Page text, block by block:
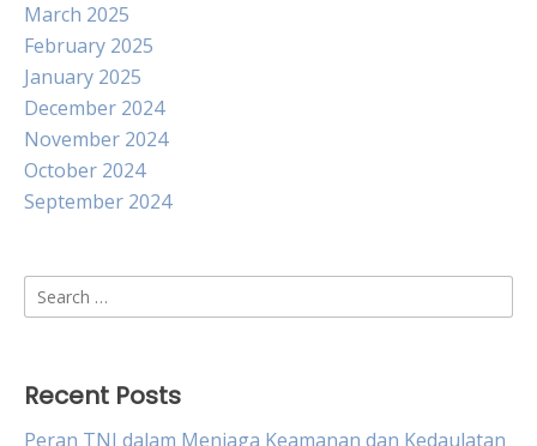
March 2025
February 2025
January 2025
December 2024
November 2024
October 2024
September 2024
Search
for:
Recent Posts
Peran TNI dalam Menjaga Keamanan dan Kedaulatan